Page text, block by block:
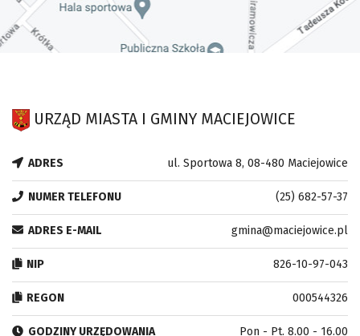
URZĄD MIASTA I GMINY MACIEJOWICE
ADRES ul. Sportowa 8, 08-480 Maciejowice
NUMER TELEFONU (25) 682-57-37
ADRES E-MAIL gmina@maciejowice.pl
NIP 826-10-97-043
REGON 000544326
GODZINY URZĘDOWANIA Pon - Pt. 8.00 - 16.00